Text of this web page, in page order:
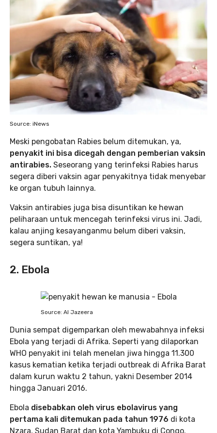
Source: iNews
Meski pengobatan Rabies belum ditemukan, ya,
penyakit ini bisa dicegah dengan pemberian vaksin
antirabies. Seseorang yang terinfeksi Rabies harus
segera diberi vaksin agar penyakitnya tidak menyebar
ke organ tubuh lainnya.
Vaksin antirabies juga bisa disuntikan ke hewan
peliharaan untuk mencegah terinfeksi virus ini. Jadi,
kalau anjing kesayanganmu belum diberi vaksin,
segera suntikan, ya!
2. Ebola
Source: Al Jazeera
Dunia sempat digemparkan oleh mewabahnya infeksi
Ebola yang terjadi di Afrika. Seperti yang dilaporkan
WHO penyakit ini telah menelan jiwa hingga 11.300
kasus kematian ketika terjadi outbreak di Afrika Barat
dalam kurun waktu 2 tahun, yakni Desember 2014
hingga Januari 2016.
Ebola disebabkan oleh virus ebolavirus yang
pertama kali ditemukan pada tahun 1976 di kota
Nzara, Sudan Barat dan kota Yambuku di Congo.